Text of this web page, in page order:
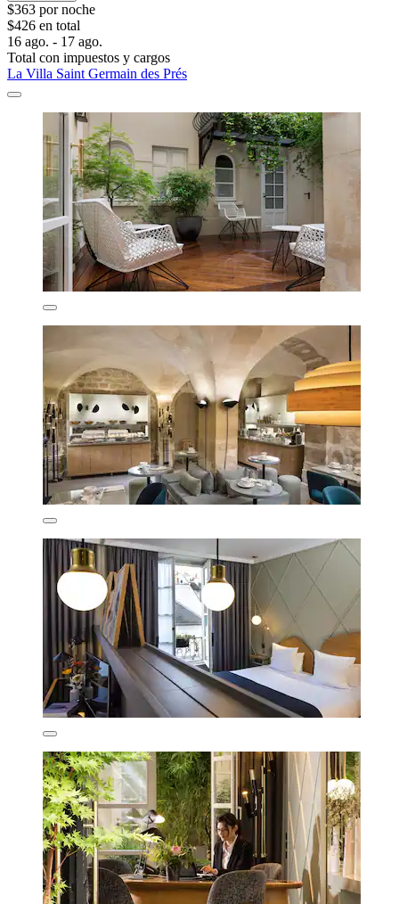
$363 por noche
$426 en total
16 ago. - 17 ago.
Total con impuestos y cargos
La Villa Saint Germain des Prés